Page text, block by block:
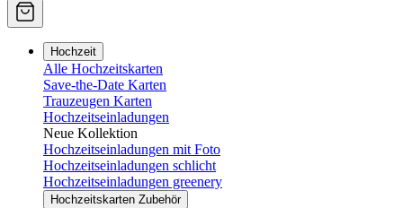
Hochzeit
Alle Hochzeitskarten
Save-the-Date Karten
Trauzeugen Karten
Hochzeitseinladungen
Neue Kollektion
Hochzeitseinladungen mit Foto
Hochzeitseinladungen schlicht
Hochzeitseinladungen greenery
Hochzeitskarten Zubehör